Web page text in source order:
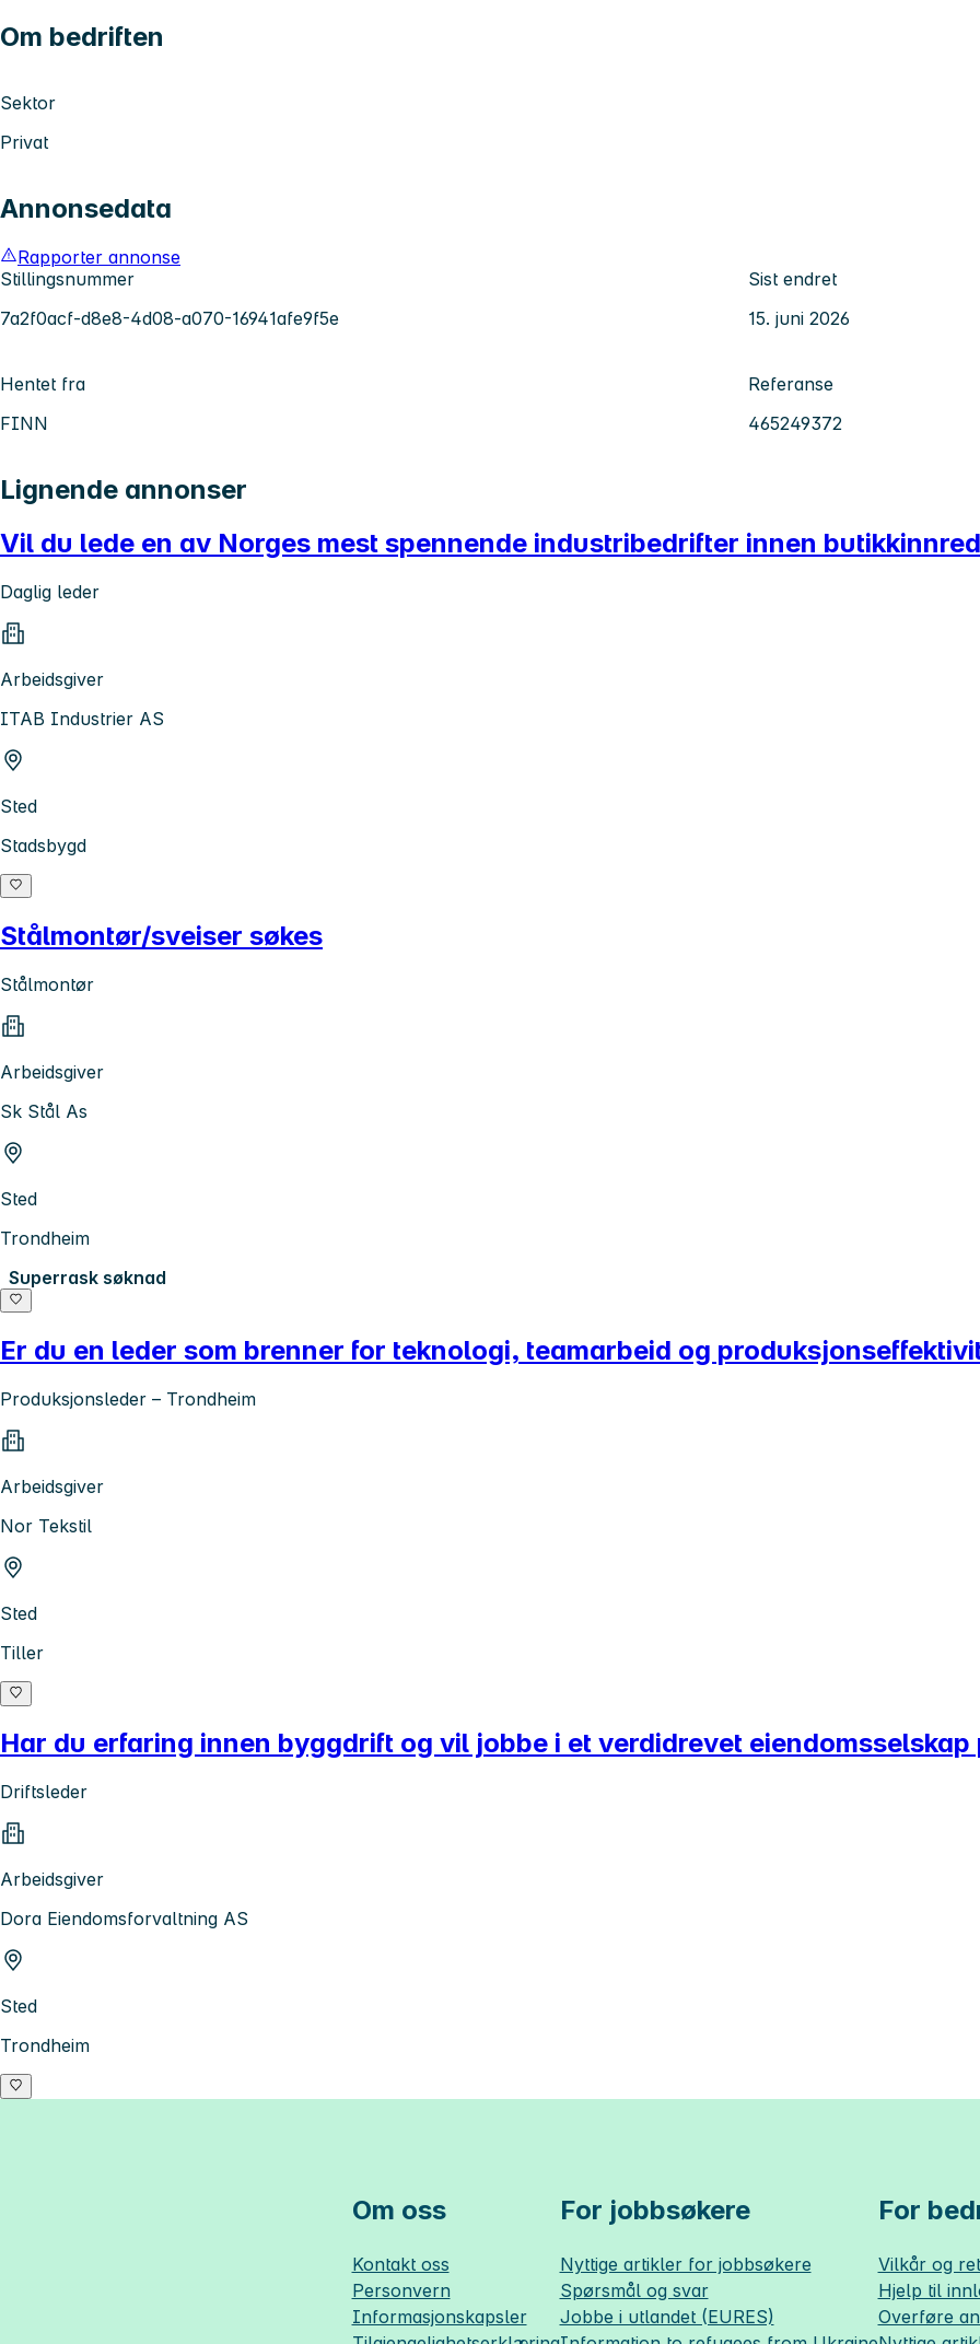
Om bedriften
Sektor
Privat
Annonsedata
Rapporter annonse
Stillingsnummer
7a2f0acf-d8e8-4d08-a070-16941afe9f5e
Sist endret
15. juni 2026
Hentet fra
FINN
Referanse
465249372
Lignende annonser
Vil du lede en av Norges mest spennende industribedrifter innen
Daglig leder
Arbeidsgiver
ITAB Industrier AS
Sted
Stadsbygd
Stålmontør/sveiser søkes
Stålmontør
Arbeidsgiver
Sk Stål As
Sted
Trondheim
Superrask søknad
Er du en leder som brenner for teknologi, teamarbeid og
Produksjonsleder – Trondheim
Arbeidsgiver
Nor Tekstil
Sted
Tiller
Har du erfaring innen byggdrift og vil jobbe i et verdidrevet
Driftsleder
Arbeidsgiver
Dora Eiendomsforvaltning AS
Sted
Trondheim
Om oss
Kontakt oss
Personvern
Informasjonskapsler
For jobbsøkere
Nyttige artikler for jobbsøkere
Spørsmål og svar
Jobbe i utlandet (EURES)
For
Vilkår og
Hjelp til
Overføre